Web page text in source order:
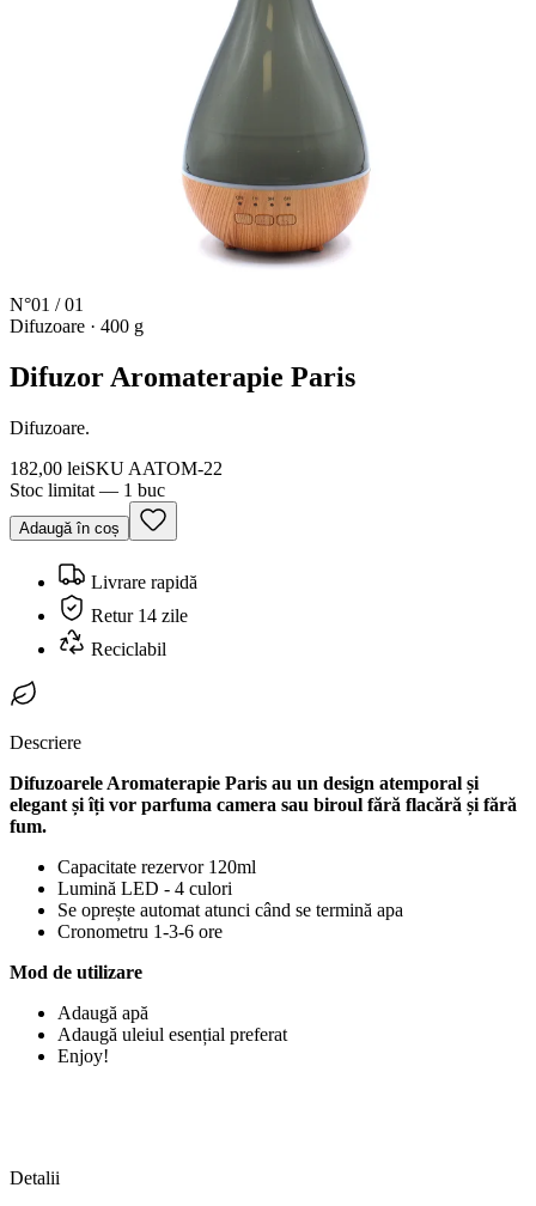
N°01 /01
Difuzoare · 400 g
Difuzor Aromaterapie Paris
Difuzoare.
182,00 leiSKU AATOM-22
Stoc limitat — 1 buc
Adaugă în coș
Livrare rapidă
Retur 14 zile
Reciclabil
Descriere
Difuzoarele Aromaterapie Paris au un design atemporal și
elegant și îți vor parfuma camera sau biroul fără flacără și fără
fum.
Capacitate rezervor 120ml
Lumină LED - 4 culori
Se oprește automat atunci când se termină apa
Cronometru 1-3-6 ore
Mod de utilizare
Adaugă apă
Adaugă uleiul esențial preferat
Enjoy!
Detalii